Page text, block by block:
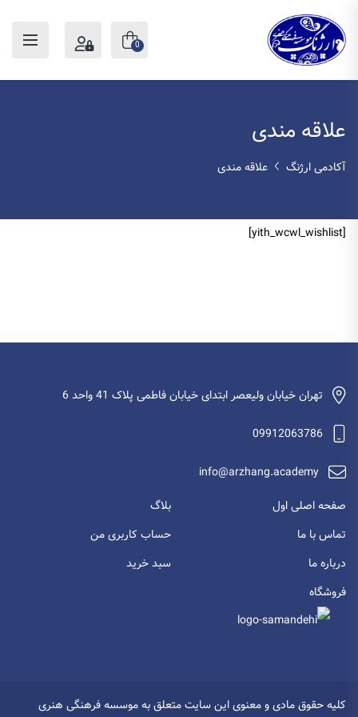
0
علاقه مندی
آکادمی ارژنگ علاقه مندی
[yith_wcwl_wishlist]
تهران خیابان ولیعصر ابتدای خیابان فاطمی پلاک 41 واحد 6
09912063786
info@arzhang.academy
صفحه اصلی اول
بلاگ
تماس با ما
حساب کاربری من
درباره ما
سبد خرید
فروشگاه
کلیه حقوق مادی و معنوی این سایت متعلق به موسسه فرهنگی هنری